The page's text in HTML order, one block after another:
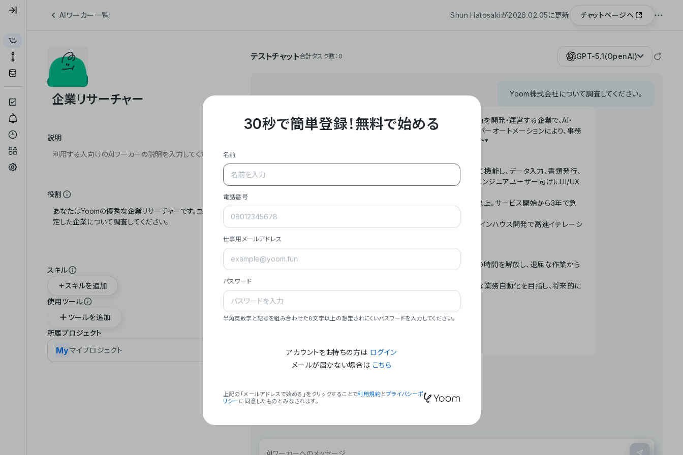
AIワーカー一覧 Shun Hatosakiが2026.02.05に更新 チャットページへ
説明
役割
スキル
スキルを追加
使用ツール
ツールを追加
所属プロジェクト
Myマイプロジェクト
テストチャット合計タスク数：0 GPT-5.1(OpenAI)
Yoom株式会社について調査してください。
**Yoom株式会社は、ビジネスオートメーションSaaS「Yoom」を開発・運営する企業で、AI・
API・RPA・OCRなどの技術をノーコードで組み合わせたハイパーオートメーションにより、事務
作業やデスクワークを自動化するサービスを提供しています。**
- **主力プロダクト「Yoom」**: SaaS連携データベースとして機能し、データ入力、書類発行、
メール対応、請求書処理、日報作成などの業務を自動化。非エンジニアユーザー向けにUI/UX
- **実績**: 国内利用社数20,000社超、直近成長率300%以上。サービス開始から3年で急
- **強み**: すべての自動化技術を1プラットフォームで完結。インハウス開発で高速イテレーシ
- **ミッション**: 「We Make Time」 – テクノロジーで人々の時間を解放し、退屈な作業から
- **ビジョン**: 「Global Business Automation」 – 世界的な業務自動化を目指し、将来的に
### 会社概要
30秒で簡単登録！無料で始める
名前
電話番号
仕事用メールアドレス
パスワード
半角英数字と記号を組み合わせた8文字以上の想定されにくいパスワードを入力してください。
アカウントをお持ちの方は ログイン
メールが届かない場合は こちら
上記の「メールアドレスで始める」をクリックすることで利用規約とプライバシーポ
リシー に同意したものとみなされます。